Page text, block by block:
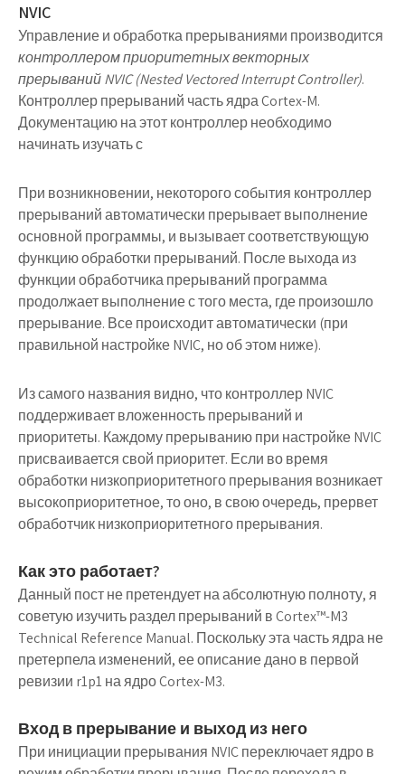
NVIC
Управление и обработка прерываниями производится
контроллером приоритетных векторных
прерываний NVIC (Nested Vectored Interrupt Controller).
Контроллер прерываний часть ядра Cortex-M.
Документацию на этот контроллер необходимо
начинать изучать с
При возникновении, некоторого события контроллер
прерываний автоматически прерывает выполнение
основной программы, и вызывает соответствующую
функцию обработки прерываний. После выхода из
функции обработчика прерываний программа
продолжает выполнение с того места, где произошло
прерывание. Все происходит автоматически (при
правильной настройке NVIC, но об этом ниже).
Из самого названия видно, что контроллер NVIC
поддерживает вложенность прерываний и
приоритеты. Каждому прерыванию при настройке NVIC
присваивается свой приоритет. Если во время
обработки низкоприоритетного прерывания возникает
высокоприоритетное, то оно, в свою очередь, прервет
обработчик низкоприоритетного прерывания.
Как это работает?
Данный пост не претендует на абсолютную полноту, я
советую изучить раздел прерываний в Cortex™-M3
Technical Reference Manual. Поскольку эта часть ядра не
претерпела изменений, ее описание дано в первой
ревизии r1p1 на ядро Cortex-M3.
Вход в прерывание и выход из него
При инициации прерывания NVIC переключает ядро в